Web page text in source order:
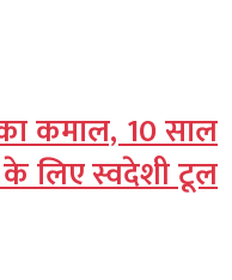
कमाल, 10 साल
लिए स्वदेशी टूल